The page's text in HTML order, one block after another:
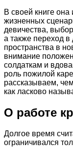
В своей книге
жизненных
девичества,
а также переход
пространства в
внимание
солдаткам и
роль пожилой
рассказываем,
как ласково
О работе
Долгое время
ограничивался